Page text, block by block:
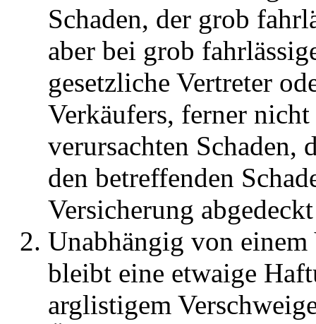
Schaden, der grob
aber bei grob
gesetzliche Vertreter
Verkäufers, ferner
verursachten
den betreffenden
Versicherung
Unabhängig von einem
bleibt eine etwaige
arglistigem